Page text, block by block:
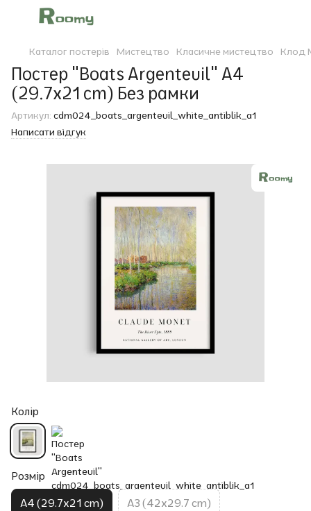
Каталог постерів Мистецтво Класичне мистецтво Клод
Постер "Boats Argenteuil" A4
(29.7x21 cm) Без рамки
Артикул: cdm024_boats_argenteuil_white_antiblik_a1
Написати відгук
Колір
Розмір
A4 (29.7x21 cm) A3 (42x29.7 cm)